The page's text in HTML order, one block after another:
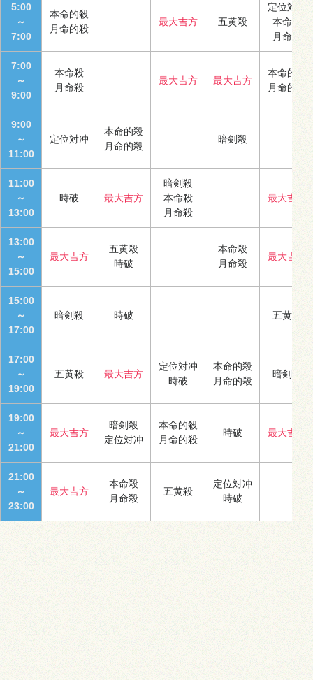
5:00
～
7:00
本命的殺
月命的殺
最大吉方 五黄殺
定位対冲
本命殺
月命殺
7:00
～
9:00
本命殺
月命殺
最大吉方 最大吉方
本命的殺
月命的殺
9:00
～
11:00
定位対冲
本命的殺
月命的殺
暗剣殺
11:00
～
13:00
時破 最大吉方
暗剣殺
本命殺
月命殺
最大吉方
13:00
～
15:00
最大吉方
五黄殺
時破
本命殺
月命殺
最大吉方
15:00
～
17:00
暗剣殺 時破 五黄殺
17:00
～
19:00
五黄殺 最大吉方
定位対冲
時破
本命的殺
月命的殺
暗剣殺
19:00
～
21:00
最大吉方
暗剣殺
定位対冲
本命的殺
月命的殺
時破 最大吉方
21:00
～
23:00
最大吉方
本命殺
月命殺
五黄殺
定位対冲
時破